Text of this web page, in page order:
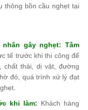
thông bồn cầu nghẹt tại
gây nghẹt: Tâm
tế trước khi thi công để
chất thải, dị vật, đường
đó, quá trình xử lý đạt
khi làm: Khách hàng